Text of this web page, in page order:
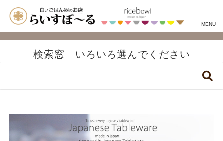
MENU
検索窓 いろいろ選んでください